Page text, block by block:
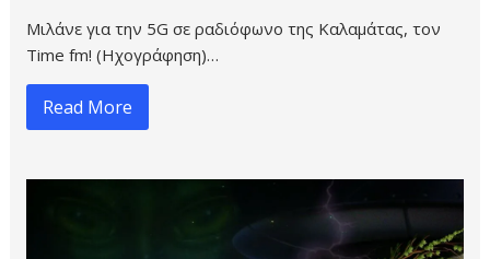
Μιλάνε για την 5G σε ραδιόφωνο της Καλαμάτας, τον
Τime fm! (Ηχογράφηση)…
Read More